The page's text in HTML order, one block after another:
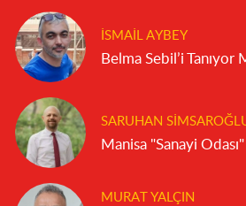
İSMAIL AYBEY
Belma Sebil’i Tanıyor
SARUHAN
Manisa "Sanayi
MURAT YALÇIN